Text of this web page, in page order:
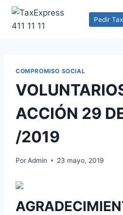
Pedir
COMPROMISO SOCIAL
ACCIÓN 29
/2019
PorAdmin 23 mayo, 2019